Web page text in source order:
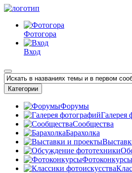
Фотогора
Вход
Категории
Форумы
Галерея
Сообщества
Барахолка
Фотоконкурсы